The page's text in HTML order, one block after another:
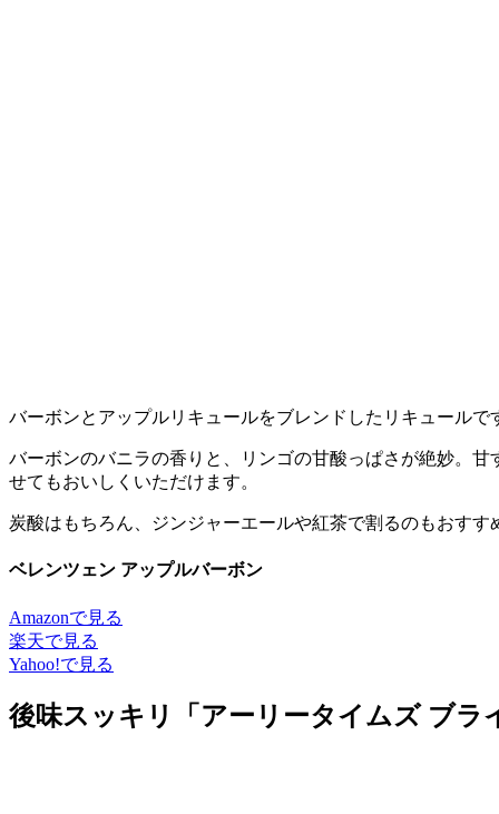
バーボンとアップルリキュールをブレンドしたリキュールで
バーボンのバニラの香りと、リンゴの甘酸っぱさが絶妙。
せてもおいしくいただけます。
炭酸はもちろん、ジンジャーエールや紅茶で割るのもおすす
ベレンツェン アップルバーボン
Amazonで見る
楽天で見る
Yahoo!で見る
後味スッキリ「アーリータイムズ ブラ